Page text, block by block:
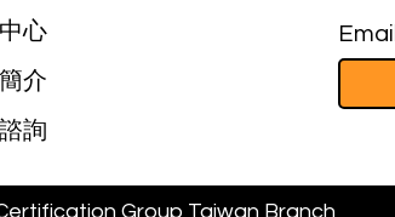
心
介
詢
Email
Group Taiwan Branch